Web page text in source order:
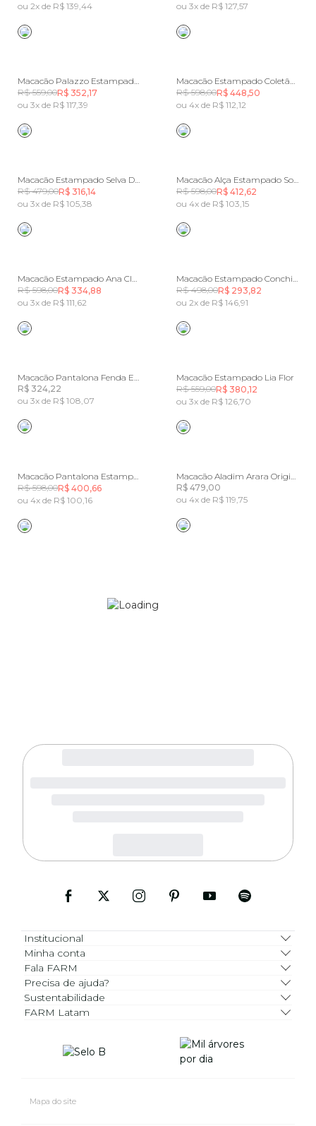
ou 2x de R$ 139,44
ou 3x de R$ 127,57
Macacão Palazzo Estampado Maxi Orquídeas
R$ 559,00R$ 352,17
ou 3x de R$ 117,39
Macacão Estampado Coletânea Tropical
R$ 598,00R$ 448,50
ou 4x de R$ 112,12
Macacão Estampado Selva Da Noite
R$ 479,00R$ 316,14
ou 3x de R$ 105,38
Macacão Alça Estampado Sonho De Concha
R$ 598,00R$ 412,62
ou 4x de R$ 103,15
Macacão Estampado Ana Clara
R$ 598,00R$ 334,88
ou 3x de R$ 111,62
Macacão Estampado Conchita
R$ 498,00R$ 293,82
ou 2x de R$ 146,91
Macacão Pantalona Fenda Estampado Milena
R$ 324,22
ou 3x de R$ 108,07
Macacão Estampado Lia Flor
R$ 559,00R$ 380,12
ou 3x de R$ 126,70
Macacão Pantalona Estampado Milena
R$ 598,00R$ 400,66
ou 4x de R$ 100,16
Macacão Aladim Arara Original Do Brasil
R$ 479,00
ou 4x de R$ 119,75
Institucional
Minha conta
Fala FARM
Precisa de ajuda?
Sustentabilidade
FARM Latam
Mapa do site